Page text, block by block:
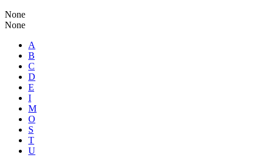
None
None
A
B
C
D
E
I
M
O
S
T
U